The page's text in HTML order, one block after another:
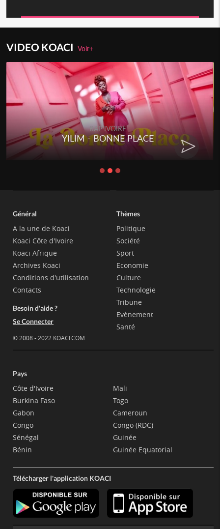
VIDEO KOACIVoir+
RAP IVOIRE
YILIM - BONNE PLACE
Général
A la une de Koaci
Koaci Côte d'Ivoire
Koaci Afrique
Archives Koaci
Conditions d'utilisation
Contacts
Besoin d'aide ?
Se Connecter
© 2008 - 2022 KOACI.COM
Thèmes
Politique
Société
Sport
Economie
Culture
Technologie
Tribune
Evènement
Santé
Pays
Côte d'Ivoire
Burkina Faso
Gabon
Congo
Sénégal
Bénin
Mali
Togo
Cameroun
Congo (RDC)
Guinée
Guinée Equatorial
Télécharger l'application KOACI